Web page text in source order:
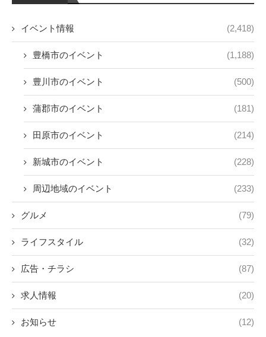
イベント情報 (2,418)
豊橋市のイベント (1,188)
豊川市のイベント (500)
蒲郡市のイベント (181)
田原市のイベント (214)
新城市のイベント (228)
周辺地域のイベント (233)
グルメ (79)
ライフスタイル (32)
広告・チラシ (87)
求人情報 (20)
お知らせ (12)